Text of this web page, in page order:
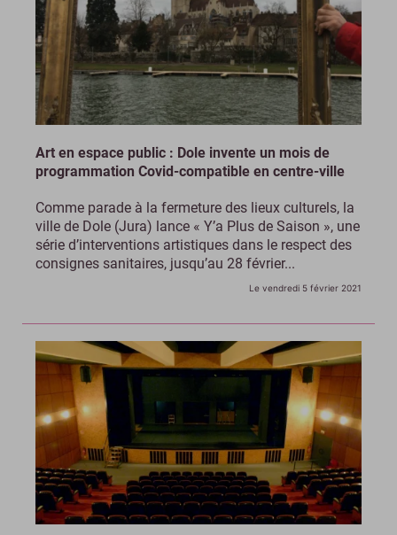
Art en espace public : Dole invente un mois de
programmation Covid-compatible en centre-ville
Comme parade à la fermeture des lieux culturels, la
ville de Dole (Jura) lance « Y’a Plus de Saison », une
série d’interventions artistiques dans le respect des
consignes sanitaires, jusqu’au 28 février...
Le vendredi 5 février 2021